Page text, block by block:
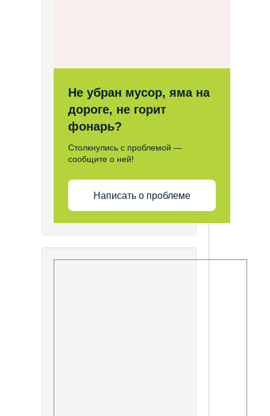
Не убран мусор, яма на
дороге, не горит
фонарь?
Столкнулись с проблемой —
сообщите о ней!
Написать о проблеме